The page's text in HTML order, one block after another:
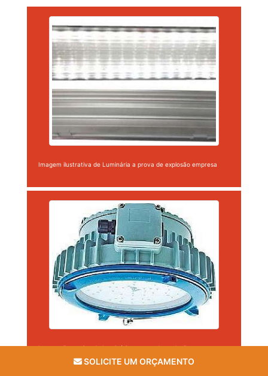
Imagem ilustrativa de Luminária a prova de explosão empresa
Imagem ilustrativa de Luminária a prova de explosão empresa
SOLICITE UM ORÇAMENTO